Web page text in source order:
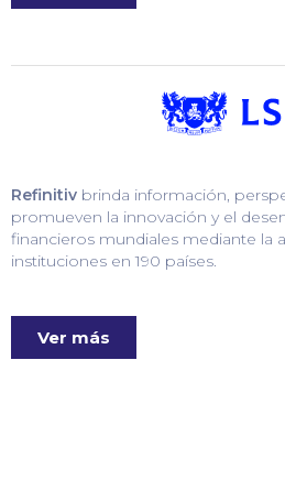
Refinitiv brinda información,
promueven la innovación y el
financieros mundiales mediante la
instituciones en 190 países.
Ver más